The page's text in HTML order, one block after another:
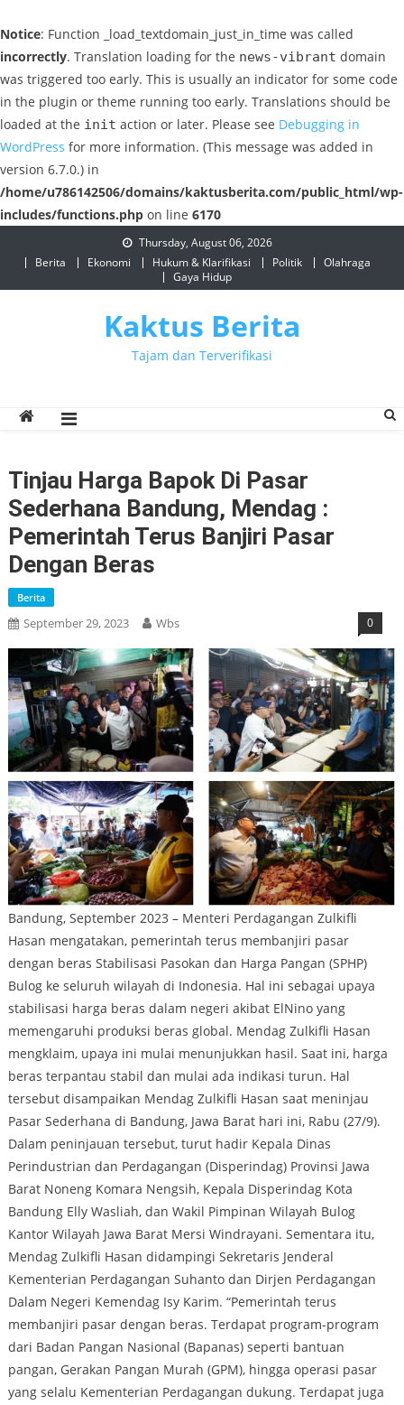
Notice: Function _load_textdomain_just_in_time was called
incorrectly. Translation loading for the news-vibrant domain
was triggered too early. This is usually an indicator for some code
in the plugin or theme running too early. Translations should be
loaded at the init action or later. Please see Debugging in
WordPress for more information. (This message was added in
version 6.7.0.) in
/home/u786142506/domains/kaktusberita.com/public_html/wp-
includes/functions.php on line 6170
Thursday, August 06, 2026
Berita
Ekonomi Hukum & Klarifikasi Politik
Olahraga
Gaya Hidup
Kaktus Berita
Tajam dan Terverifikasi
Tinjau Harga Bapok Di Pasar
Sederhana Bandung, Mendag :
Pemerintah Terus Banjiri Pasar
Dengan Beras
Berita
September 29, 2023 Wbs 0
Bandung, September 2023 – Menteri Perdagangan Zulkifli
Hasan mengatakan, pemerintah terus membanjiri pasar
dengan beras Stabilisasi Pasokan dan Harga Pangan (SPHP)
Bulog ke seluruh wilayah di Indonesia. Hal ini sebagai upaya
stabilisasi harga beras dalam negeri akibat ElNino yang
memengaruhi produksi beras global. Mendag Zulkifli Hasan
mengklaim, upaya ini mulai menunjukkan hasil. Saat ini, harga
beras terpantau stabil dan mulai ada indikasi turun. Hal
tersebut disampaikan Mendag Zulkifli Hasan saat meninjau
Pasar Sederhana di Bandung, Jawa Barat hari ini, Rabu (27/9).
Dalam peninjauan tersebut, turut hadir Kepala Dinas
Perindustrian dan Perdagangan (Disperindag) Provinsi Jawa
Barat Noneng Komara Nengsih, Kepala Disperindag Kota
Bandung Elly Wasliah, dan Wakil Pimpinan Wilayah Bulog
Kantor Wilayah Jawa Barat Mersi Windrayani. Sementara itu,
Mendag Zulkifli Hasan didampingi Sekretaris Jenderal
Kementerian Perdagangan Suhanto dan Dirjen Perdagangan
Dalam Negeri Kemendag Isy Karim. “Pemerintah terus
membanjiri pasar dengan beras. Terdapat program-program
dari Badan Pangan Nasional (Bapanas) seperti bantuan
pangan, Gerakan Pangan Murah (GPM), hingga operasi pasar
yang selalu Kementerian Perdagangan dukung. Terdapat juga